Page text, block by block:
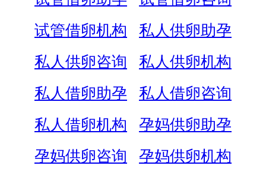
试管借卵机构
私人供卵助孕
私人供卵咨询
私人供卵机构
私人借卵助孕
私人借卵咨询
私人借卵机构
孕妈供卵助孕
孕妈供卵咨询
孕妈供卵机构